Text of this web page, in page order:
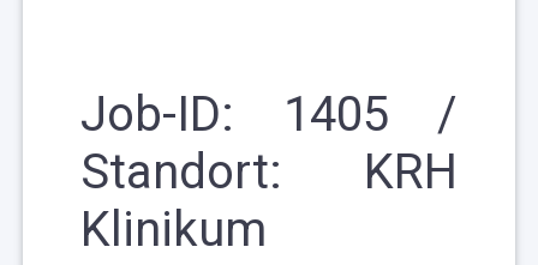
Job-ID: 1405 /
Standort:
KRH
Klinikum